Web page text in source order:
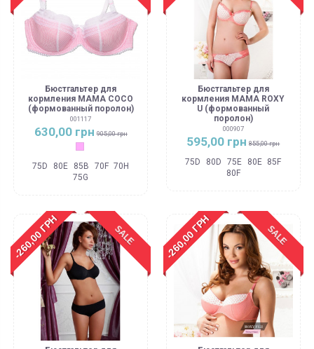
Бюстгальтер для
кормления MAMA COCO
(формованный поролон)
001117
630,00 грн 905,00 грн
Чайная роза
75D
80E 85B 70F 70H
75G
Бюстгальтер для
кормления MAMA ROXY
U (формованный
поролон)
000907
595,00 грн 855,00 грн
75D 80D 75E 80E
85F
80F
SALE
-260,00 ГРН SALE
-260,00 ГРН